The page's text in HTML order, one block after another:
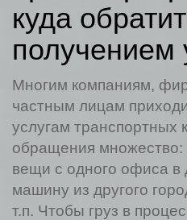
куда
получением
Многим компаниям,
частным лицам
услугам транспортных
обращения множество:
вещи с одного офиса в
машину из другого
т.п. Чтобы груз в